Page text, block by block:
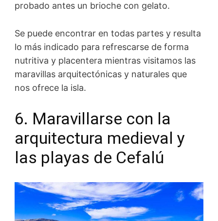
probado antes un brioche con gelato.
Se puede encontrar en todas partes y resulta
lo más indicado para refrescarse de forma
nutritiva y placentera mientras visitamos las
maravillas arquitectónicas y naturales que
nos ofrece la isla.
6. Maravillarse con la
arquitectura medieval y
las playas de Cefalú